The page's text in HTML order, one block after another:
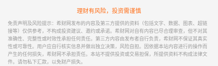
理财有风险，投资需谨慎
免责声明及风险提示：希财网发布的内容及第三方提供的资料（包括文字、数据、图表、超链
接等）仅供参考，不构成投资建议、邀约或承诺。希财网对自有内容已尽合理审查，但不对其
准确性、完整性或时效性承担任何责任。第三方内容由发布者自行负责，希财网不保证其真实
性或可靠性。用户应自行核实信息并做出独立决策，风险自担。因依据本站内容进行的操作而
产生的任何损失，希财网不承担责任。本站不提供投资或交易担保，所提供资料不构成法律文
件。请勿私下汇款，以免财产损失。